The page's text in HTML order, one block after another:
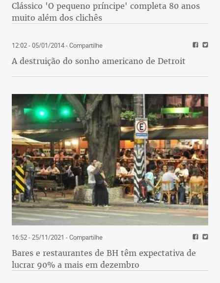
Clássico 'O pequeno príncipe' completa 80 anos
muito além dos clichês
12:02 - 05/01/2014- Compartilhe
A destruição do sonho americano de Detroit
16:52 - 25/11/2021 - Compartilhe
Bares e restaurantes de BH têm expectativa de
lucrar 90% a mais em dezembro